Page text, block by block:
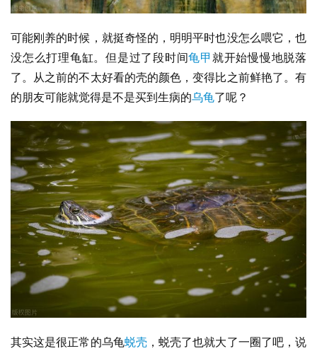
可能刚养的时候，就挺奇怪的，明明平时也没怎么喂它，也
没怎么打理龟缸。但是过了段时间龟甲 就开始慢慢地脱落
了。从之前的不太好看的壳的颜色，变得比之前鲜艳了。有
的朋友可能就觉得是不是买到生病的乌龟了呢？
其实这是很正常的乌龟蜕壳，蜕壳了也就大了一圈了吧，说